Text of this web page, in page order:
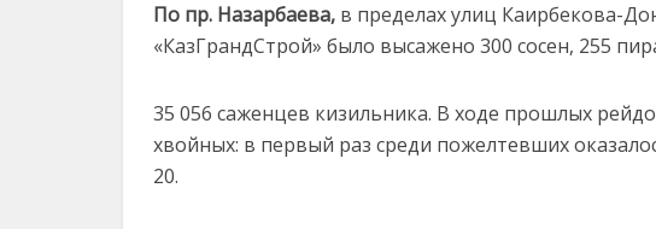
По пр. Назарбаева, в пределах улиц Каирбекова-
«КазГрандСтрой» было высажено 300 сосен, 255
35 056 саженцев кизильника. В ходе прошлых
хвойных: в первый раз среди пожелтевших
20.